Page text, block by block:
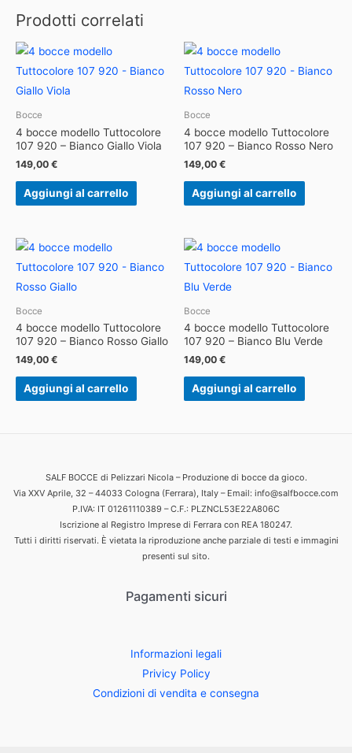
Prodotti correlati
Bocce
4 bocce modello Tuttocolore
107 920 – Bianco Giallo Viola
149,00 €
Aggiungi al carrello
Bocce
4 bocce modello Tuttocolore
107 920 – Bianco Rosso Nero
149,00 €
Aggiungi al carrello
Bocce
4 bocce modello Tuttocolore
107 920 – Bianco Rosso Giallo
149,00 €
Aggiungi al carrello
Bocce
4 bocce modello Tuttocolore
107 920 – Bianco Blu Verde
149,00 €
Aggiungi al carrello
SALF BOCCE di Pelizzari Nicola – Produzione di bocce da gioco.
Via XXV Aprile, 32 – 44033 Cologna (Ferrara), Italy – Email: info@salfbocce.com
P.IVA: IT 01261110389 – C.F.: PLZNCL53E22A806C
Iscrizione al Registro Imprese di Ferrara con REA 180247.
Tutti i diritti riservati. È vietata la riproduzione anche parziale di testi e immagini
presenti sul sito.
Pagamenti sicuri
Informazioni legali
Privicy Policy
Condizioni di vendita e consegna